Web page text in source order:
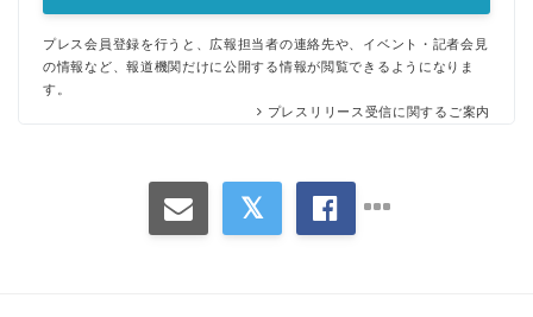
プレス会員登録を行うと、広報担当者の連絡先や、イベント・記者会見
の情報など、報道機関だけに公開する情報が閲覧できるようになりま
す。
プレスリリース受信に関するご案内